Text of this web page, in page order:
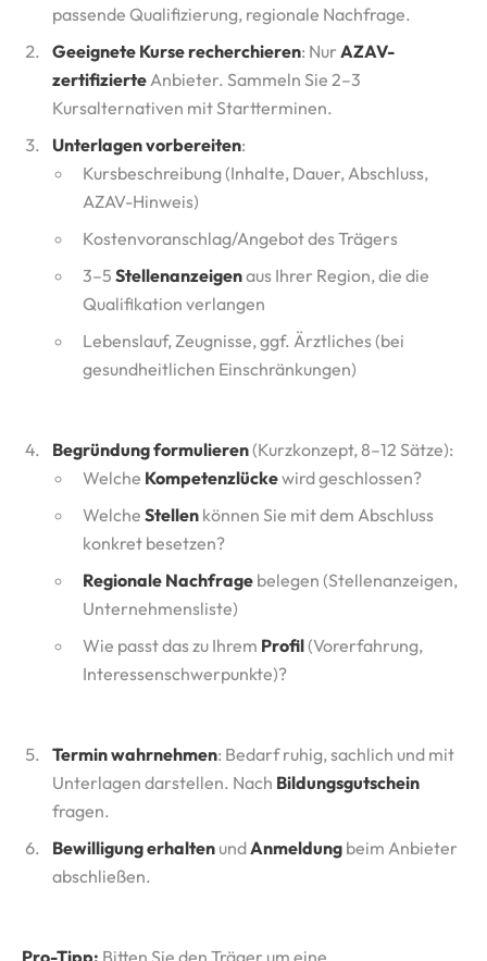
passende Qualifizierung, regionale Nachfrage.
Geeignete Kurse recherchieren: Nur AZAV-
zertifizierteAnbieter. Sammeln Sie 2–3
Kursalternativen mit Startterminen.
Unterlagen vorbereiten:
Kursbeschreibung (Inhalte, Dauer, Abschluss,
AZAV-Hinweis)
Kostenvoranschlag/Angebot des Trägers
3–5 Stellenanzeigenaus Ihrer Region, die die
Qualifikation verlangen
Lebenslauf, Zeugnisse, ggf. Ärztliches (bei
gesundheitlichen Einschränkungen)
Begründung formulieren(Kurzkonzept, 8–12 Sätze):
Welche Kompetenzlückewird geschlossen?
Welche Stellen können Sie mit dem Abschluss
konkret besetzen?
Regionale Nachfrage belegen (Stellenanzeigen,
Unternehmensliste)
Wie passt das zu Ihrem Profil(Vorerfahrung,
Interessenschwerpunkte)?
Termin wahrnehmen: Bedarf ruhig, sachlich und mit
Unterlagen darstellen. Nach Bildungsgutschein
fragen.
Bewilligung erhalten undAnmeldung beim Anbieter
abschließen.